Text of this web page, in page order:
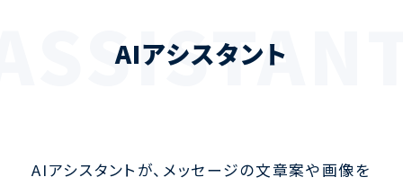
AIアシスタント
AIアシスタントが、メッセージの文章案や画像を